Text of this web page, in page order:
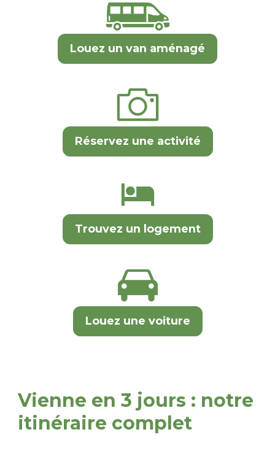
Louez un van aménagé
Réservez une activité
Trouvez un logement
Louez une voiture
Vienne en 3 jours : notre
itinéraire complet